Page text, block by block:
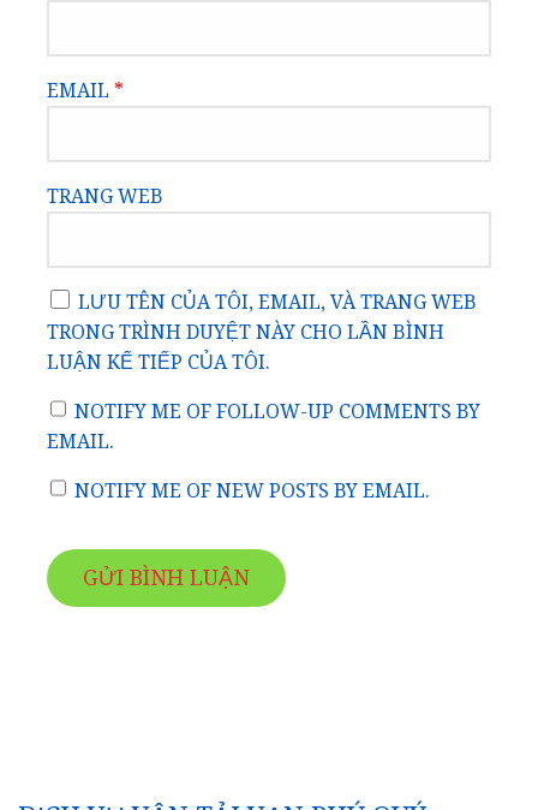
EMAIL *
TRANG WEB
LƯU TÊN CỦA TÔI, EMAIL, VÀ TRANG WEB
TRONG TRÌNH DUYỆT NÀY CHO LẦN BÌNH
LUẬN KẾ TIẾP CỦA TÔI.
NOTIFY ME OF FOLLOW-UP COMMENTS BY
EMAIL.
NOTIFY ME OF NEW POSTS BY EMAIL.